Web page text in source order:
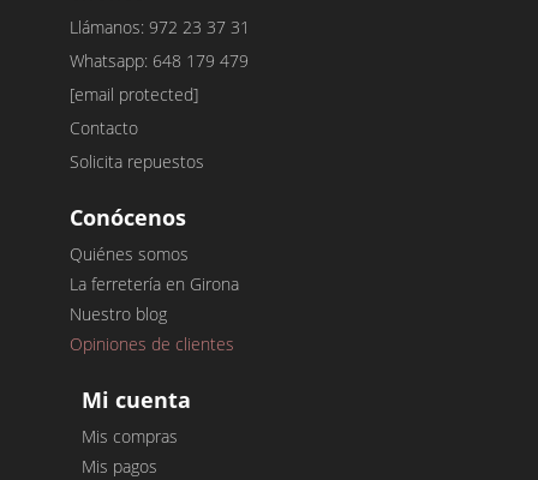
Llámanos: 972 23 37 31
Whatsapp: 648 179 479
[email protected]
Contacto
Solicita repuestos
Conócenos
Quiénes somos
La ferretería en Girona
Nuestro blog
Opiniones de clientes
Mi cuenta
Mis compras
Mis pagos